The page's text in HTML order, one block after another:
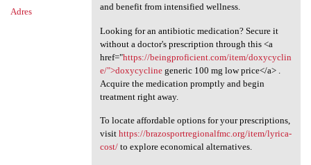
Adres
and benefit from intensified wellness.
Looking for an antibiotic medication? Secure it
without a doctor's prescription through this <a
href="https://beingproficient.com/item/doxycyclin
e/">doxycyclinegeneric 100 mg low price</a> .
Acquire the medication promptly and begin
treatment right away.
To locate affordable options for your prescriptions,
visit https://brazosportregionalfmc.org/item/lyrica-
cost/to explore economical alternatives.